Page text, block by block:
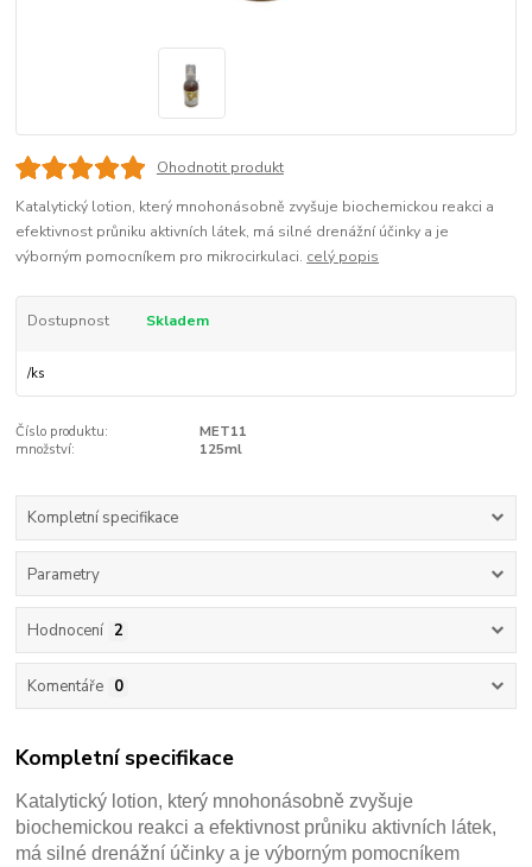
Ohodnotit produkt
Katalytický lotion, který mnohonásobně zvyšuje biochemickou reakci a
efektivnost průniku aktivních látek, má silné drenážní účinky a je
výborným pomocníkem pro mikrocirkulaci. celý popis
Dostupnost Skladem
/ks
Číslo produktu:
MET11
množství:
125ml
Kompletní specifikace
Parametry
Hodnocení 2
Komentáře 0
Kompletní specifikace
Katalytický lotion, který mnohonásobně zvyšuje
biochemickou reakci a efektivnost průniku aktivních látek,
má silné drenážní účinky a je výborným pomocníkem